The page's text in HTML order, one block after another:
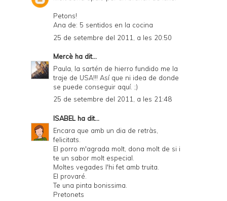
Petons!
Ana de: 5 sentidos en la cocina
25 de setembre del 2011, a les 20:50
Mercè ha dit...
Paula, la sartén de hierro fundido me la
traje de USA!!! Así que ni idea de donde
se puede conseguir aquí. ;)
25 de setembre del 2011, a les 21:48
ISABEL ha dit...
Encara que amb un dia de retràs,
felicitats.
El porro m'agrada molt, dona molt de si i
te un sabor molt especial.
Moltes vegades l'hi fet amb truita.
El provaré.
Te una pinta bonissima.
Pretonets